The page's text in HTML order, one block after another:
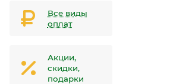
Все виды
оплат
Акции,
скидки,
подарки